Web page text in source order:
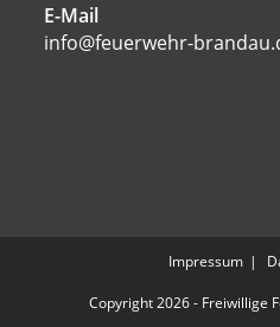
E-Mail
info@feuerwehr-
Impressum
Copyright 2026 - Freiwillige